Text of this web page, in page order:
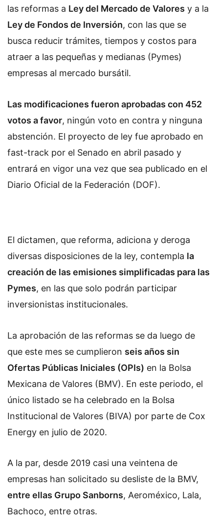
n
X
las reformas a Ley del Mercado de Valores y a la
Ley de Fondos de Inversión, con las que se
busca reducir trámites, tiempos y costos para
atraer a las pequeñas y medianas (Pymes)
empresas al mercado bursátil.
Las modificaciones fueron aprobadas con 452
votos a favor, ningún voto en contra y ninguna
abstención. El proyecto de ley fue aprobado en
fast-track por el Senado en abril pasado y
entrará en vigor una vez que sea publicado en el
Diario Oficial de la Federación (DOF).
El dictamen, que reforma, adiciona y deroga
diversas disposiciones de la ley, contempla la
creación de las emisiones simplificadas para las
Pymes, en las que solo podrán participar
inversionistas institucionales.
La aprobación de las reformas se da luego de
que este mes se cumplieron seis años sin
Ofertas Públicas Iniciales (OPIs) en la Bolsa
Mexicana de Valores (BMV). En este periodo, el
único listado se ha celebrado en la Bolsa
Institucional de Valores (BIVA) por parte de Cox
Energy en julio de 2020.
A la par, desde 2019 casi una veintena de
empresas han solicitado su desliste de la BMV,
entre ellas Grupo Sanborns, Aeroméxico, Lala,
Bachoco, entre otras.